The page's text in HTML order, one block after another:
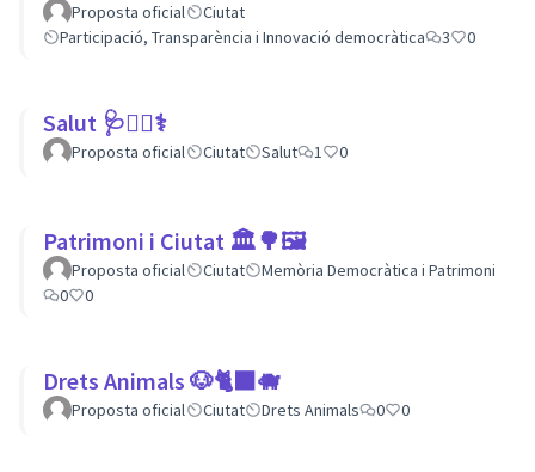
Proposta oficial
Ciutat
Participació, Transparència i Innovació democràtica
3 0
Salut 🩺👩‍⚕️⚕
Proposta oficial Ciutat Salut 1 0
Patrimoni i Ciutat 🏛🌳🖼
Proposta oficial Ciutat
Memòria Democràtica i Patrimoni
0
0
Drets Animals 🐶🐈‍⬛️🐗
Proposta oficial Ciutat Drets Animals 0 0